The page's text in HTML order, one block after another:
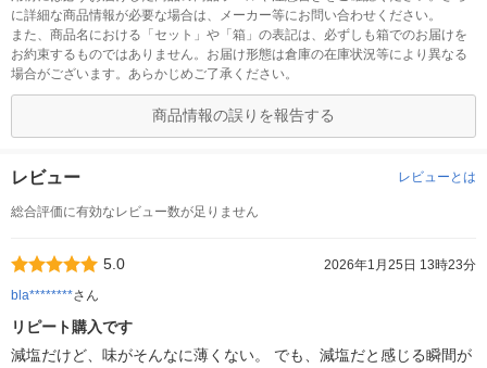
に詳細な商品情報が必要な場合は、メーカー等にお問い合わせください。
また、商品名における「セット」や「箱」の表記は、必ずしも箱でのお届けを
お約束するものではありません。お届け形態は倉庫の在庫状況等により異なる
場合がございます。あらかじめご了承ください。
商品情報の誤りを報告する
レビュー レビューとは
総合評価に有効なレビュー数が足りません
5.0
2026年1月25日 13時23分
bla********さん
リピート購入です
減塩だけど、味がそんなに薄くない。 でも、減塩だと感じる瞬間が